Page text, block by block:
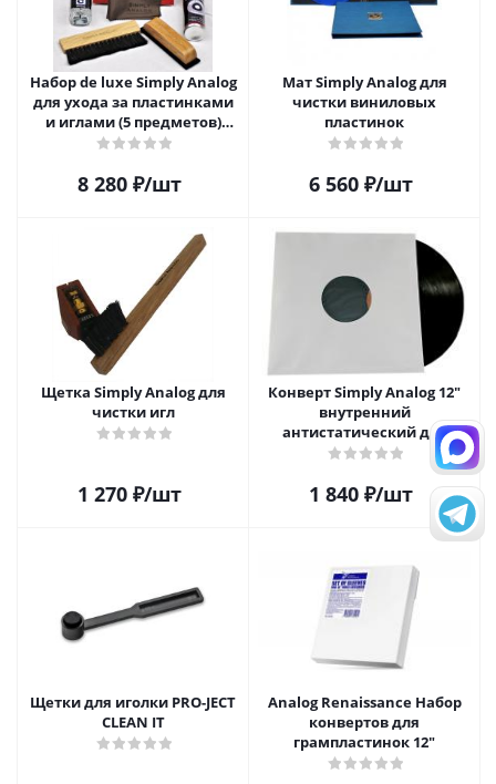
Набор de luxe Simply Analog
для ухода за пластинками
и иглами (5 предметов)
SAVC008
8 280₽/шт
Мат Simply Analog для
чистки виниловых
пластинок
6 560₽/шт
Щетка Simply Analog для
чистки игл
1 270₽/шт
Конверт Simply Analog 12"
внутренний
антистатический для
пластинок (25шт)
1 840₽/шт
Щетки для иголки PRO-JECT
CLEAN IT
Analog Renaissance Набор
конвертов для
грампластинок 12"